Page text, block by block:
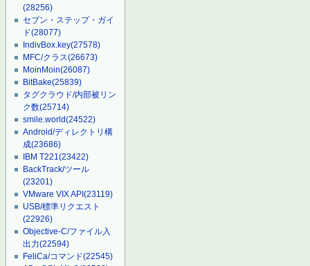
(28256)
セブン・ステップ・ガイ
ド(28077)
IndivBox.key(27578)
MFC/クラス(26673)
MoinMoin(26087)
BitBake(25839)
タグクラウド/内部被リン
ク数(25714)
smile.world(24522)
Android/ディレクトリ構
成(23686)
IBM T221(23422)
BackTrack/ツール
(23201)
VMware VIX API(23119)
USB/標準リクエスト
(22926)
Objective-C/ファイル入
出力(22594)
FeliCa/コマンド(22545)